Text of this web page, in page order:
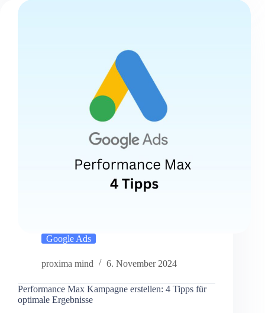
Google Ads
proxima mind 6. November 2024
Performance Max Kampagne erstellen: 4 Tipps für
optimale Ergebnisse